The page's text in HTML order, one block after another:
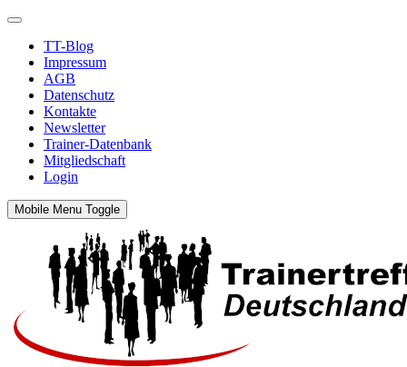
TT-Blog
Impressum
AGB
Datenschutz
Kontakte
Newsletter
Trainer-Datenbank
Mitgliedschaft
Login
Mobile Menu Toggle